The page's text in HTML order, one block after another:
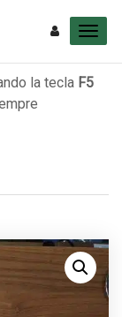
la tecla F5